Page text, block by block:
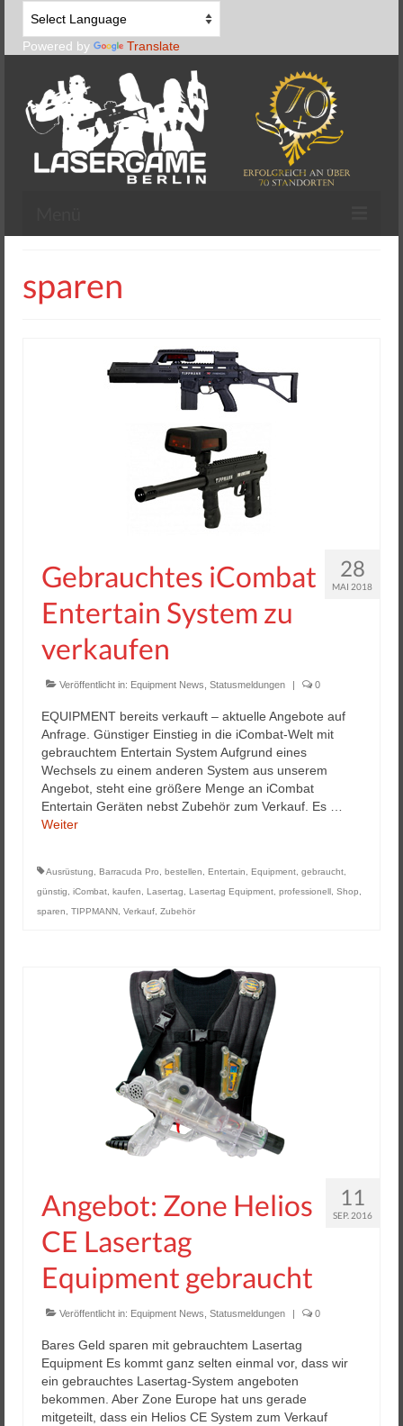
Powered by Translate
Lasertag Equipment
Begeara
Arena Zubehör
Datenschutz
sparen
28
MAI 2018
Gebrauchtes iCombat
Entertain System zu
verkaufen
Veröffentlicht in: Equipment News Statusmeldungen | 0
EQUIPMENT bereits verkauft – aktuelle Angebote auf
Anfrage. Günstiger Einstieg in die iCombat-Welt mit
gebrauchtem Entertain System Aufgrund eines
Wechsels zu einem anderen System aus unserem
Angebot, steht eine größere Menge an iCombat
Entertain Geräten nebst Zubehör zum Verkauf. Es …
Weiter
Ausrüstung Barracuda Pro bestellen Entertain Equipment gebraucht
günstig
iCombat kaufen Lasertag Lasertag Equipment professionell Shop
sparen
TIPPMANN Verkauf Zubehör
11
SEP. 2016
Angebot: Zone Helios
CE Lasertag
Equipment gebraucht
Veröffentlicht in: Equipment News Statusmeldungen | 0
Bares Geld sparen mit gebrauchtem Lasertag
Equipment Es kommt ganz selten einmal vor, dass wir
ein gebrauchtes Lasertag-System angeboten
bekommen. Aber Zone Europe hat uns gerade
mitgeteilt, dass ein Helios CE System zum Verkauf